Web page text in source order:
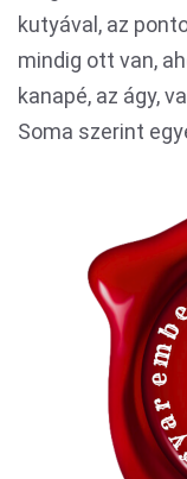
kutyával, az
mindig ott van,
kanapé, az ágy,
Soma szerint